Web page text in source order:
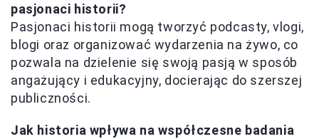
pasjonaci historii?
Pasjonaci historii mogą tworzyć podcasty, vlogi,
blogi oraz organizować wydarzenia na żywo, co
pozwala na dzielenie się swoją pasją w sposób
angażujący i edukacyjny, docierając do szerszej
publiczności.
Jak historia wpływa na współczesne badania